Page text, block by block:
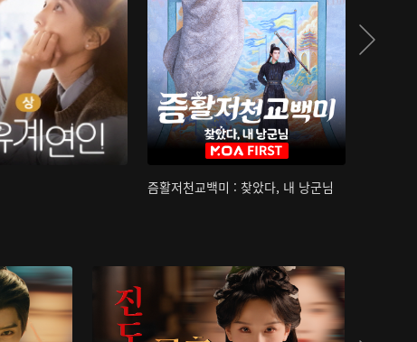
즘활저천교백미 : 찾았다, 내 낭군님